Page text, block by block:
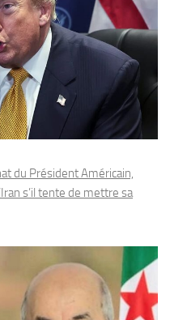
du Président Américain,
s’il tente de mettre sa